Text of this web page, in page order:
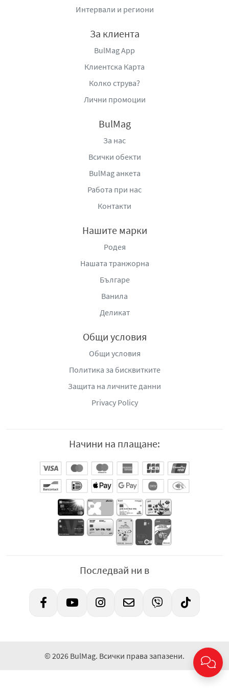
Интервали и региони
За клиента
BulMag App
Клиентска Карта
Колко струва?
Лични промоции
BulMag
За нас
Всички обекти
BulMag анкета
Работа при нас
Контакти
Нашите марки
Родея
Нашата транжорна
Българе
Ванила
Деликат
Общи условия
Общи условия
Политика за бисквитките
Защита на личните данни
Privacy Policy
Начини на плащане:
Последвай ни в
© 2026 BulMag. Всички права запазени.